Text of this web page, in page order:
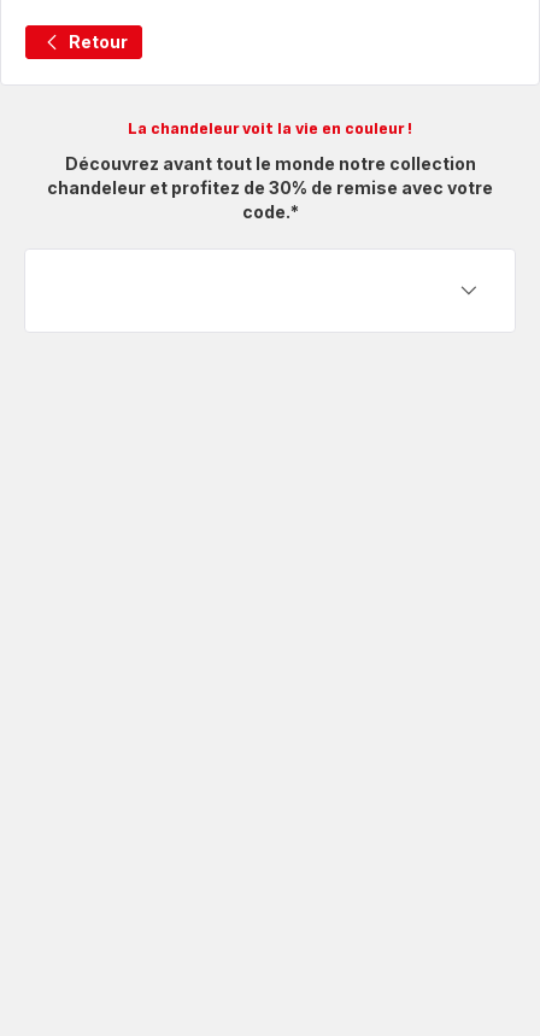
La chandeleur voit la vie en couleur !
Découvrez avant tout le monde notre collection
chandeleur et profitez de 30% de remise avec votre
code.*
Retour